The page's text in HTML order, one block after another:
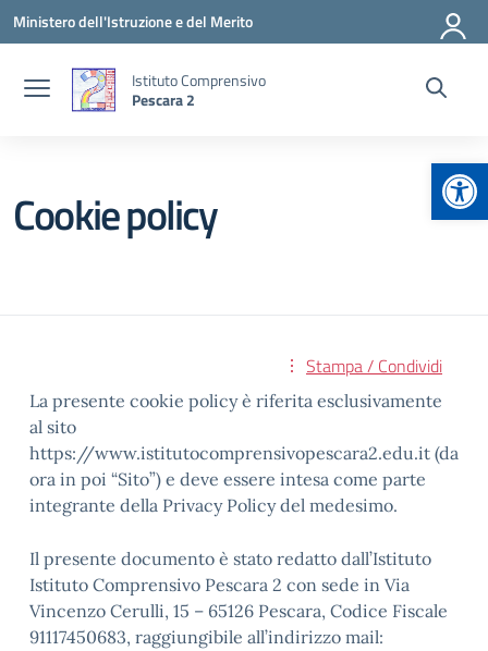
Vai ai contenuti
Vai al menu di navigazione
Vai al footer
Ministero dell'Istruzione e del Merito
Istituto Comprensivo
Pescara 2
Cookie policy
Stampa / Condividi
La presente cookie policy è riferita esclusivamente
al sito
https://www.istitutocomprensivopescara2.edu.it (da
ora in poi “Sito”) e deve essere intesa come parte
integrante della Privacy Policy del medesimo.
Il presente documento è stato redatto dall’Istituto
Istituto Comprensivo Pescara 2 con sede in Via
Vincenzo Cerulli, 15 – 65126 Pescara, Codice Fiscale
91117450683, raggiungibile all’indirizzo mail: